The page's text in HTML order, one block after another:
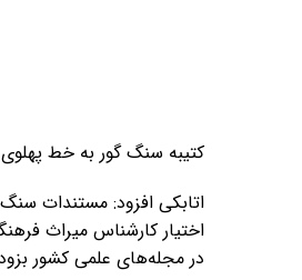
کتیبه سنگ گور به خط
اتابکی افزود: مستندات
اختیار کارشناس میراث
در مجله‌های علمی کشور